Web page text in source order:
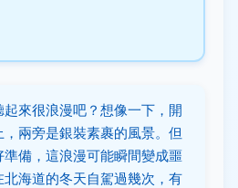
來很浪漫吧？想像一下，開
兩旁是銀裝素裹的風景。但
備，這浪漫可能瞬間變成噩
海道的冬天自駕過幾次，有